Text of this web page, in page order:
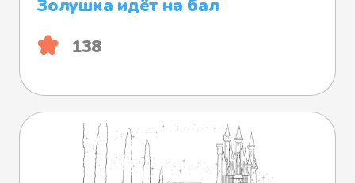
Золушка идёт на бал
138